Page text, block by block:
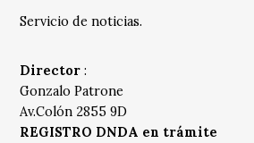
Servicio de noticias.
Director :
Gonzalo Patrone
Av.Colón 2855 9D
REGISTRO DNDA en trámite